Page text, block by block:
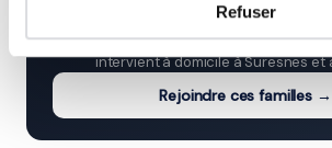
Refuser
225+ familles accompagnées
Note moyenne de 4.8/5. Notre
intervient à domicile à Suresnes et
Rejoindre ces familles →